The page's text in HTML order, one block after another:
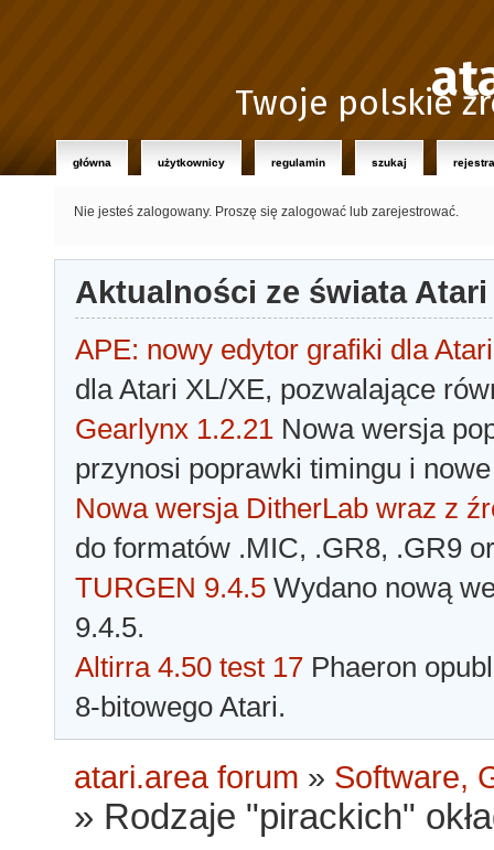
Twoje polskie
główna użytkownicy regulamin szukaj
Nie jesteś zalogowany. Proszę się zalogować lub zarejestrować.
Aktualności ze świata Atari
APE: nowy edytor grafiki dla Atari
dla Atari XL/XE, pozwalające
Gearlynx 1.2.21 Nowa wersja
przynosi poprawki timingu i
Nowa wersja DitherLab wraz z
do formatów .MIC, .GR8, .GR9
TURGEN 9.4.5 Wydano nową
9.4.5.
Altirra 4.50 test 17 Phaeron
8-bitowego Atari.
atari.area forum » Software,
» Rodzaje "pirackich"